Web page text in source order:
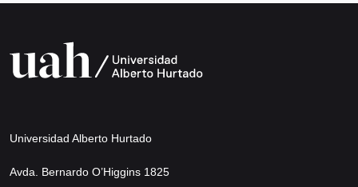
Universidad Alberto Hurtado
Avda. Bernardo O’Higgins 1825